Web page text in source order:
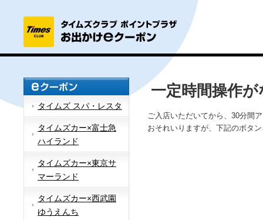
タイムズ スパ・レスタ
タイムズカー×富士急
ハイランド
タイムズカー×東京サ
マーランド
タイムズカー×西武園
ゆうえんち
一定時間操作
ご入店いただいてから、30分間
おそれいりますが、下記のボタ